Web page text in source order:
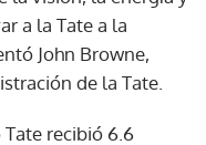
a la Tate a la
John Browne,
de la Tate.
recibió 6.6